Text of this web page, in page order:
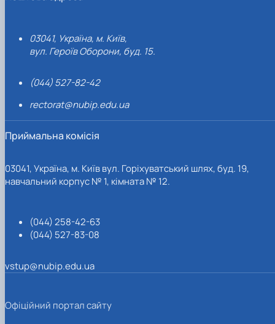
03041, Україна, м. Київ,
вул. Героїв Оборони, буд. 15.
(044) 527-82-42
rectorat@nubip.edu.ua
Приймальна комісія
03041, Україна, м. Київ вул. Горіхуватський шлях, буд. 19,
навчальний корпус № 1, кімната № 12.
(044) 258-42-63
(044) 527-83-08
vstup@nubip.edu.ua
Офіційний портал сайту